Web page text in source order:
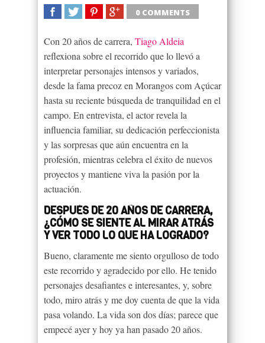
0 COMMENTS
Con 20 años de carrera, Tiago Aldeia
reflexiona sobre el recorrido que lo llevó a
interpretar personajes intensos y variados,
desde la fama precoz en Morangos com Açúcar
hasta su reciente búsqueda de tranquilidad en el
campo. En entrevista, el actor revela la
influencia familiar, su dedicación perfeccionista
y las sorpresas que aún encuentra en la
profesión, mientras celebra el éxito de nuevos
proyectos y mantiene viva la pasión por la
actuación.
DESPUÉS DE 20 AÑOS DE CARRERA,
¿CÓMO SE SIENTE AL MIRAR ATRÁS
Y VER TODO LO QUE HA LOGRADO?
Bueno, claramente me siento orgulloso de todo
este recorrido y agradecido por ello. He tenido
personajes desafiantes e interesantes, y, sobre
todo, miro atrás y me doy cuenta de que la vida
pasa volando. La vida son dos días; parece que
empecé ayer y hoy ya han pasado 20 años.